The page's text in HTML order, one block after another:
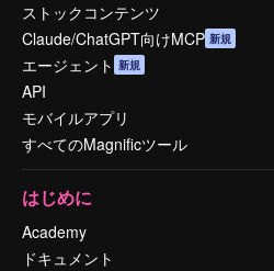
ストックコンテンツ
Claude/ChatGPT向けMCP 新規
エージェント 新規
API
モバイルアプリ
すべてのMagnificツール
はじめに
Academy
ドキュメント